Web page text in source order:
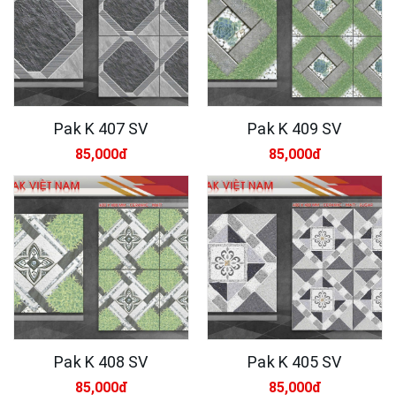
Pak K 407 SV
85,000đ
Pak K 409 SV
85,000đ
Pak K 408 SV
85,000đ
Pak K 405 SV
85,000đ